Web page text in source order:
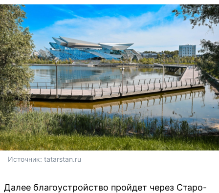
Источник: tatarstan.ru
Далее благоустройство пройдет через Старо-